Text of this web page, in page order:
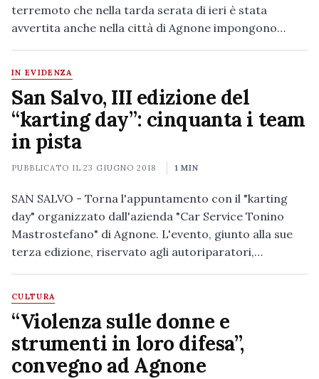
terremoto che nella tarda serata di ieri è stata
avvertita anche nella città di Agnone impongono…
IN EVIDENZA
San Salvo, III edizione del
“karting day”: cinquanta i team
in pista
PUBBLICATO IL23 GIUGNO 2018 1 MIN
SAN SALVO - Torna l'appuntamento con il "karting
day" organizzato dall'azienda "Car Service Tonino
Mastrostefano" di Agnone. L'evento, giunto alla sue
terza edizione, riservato agli autoriparatori,…
CULTURA
“Violenza sulle donne e
strumenti in loro difesa”,
convegno ad Agnone